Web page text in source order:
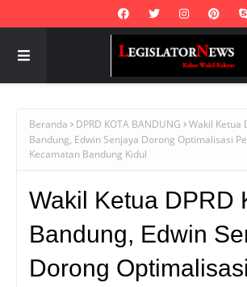
Beranda DPRD KOTA BANDUNG
Wakil Ketua
Bandung, Edwin Senjaya Dorong Optimalisasi
Kecamatan Bandung Kidul
Wakil Ketua DPRD
Bandung, Edwin
Dorong